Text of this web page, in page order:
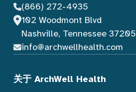
(866) 272-4935
102 Woodmont Blvd
Nashville, Tennessee 37205
info@archwellhealth.com
关于 ArchWell Health